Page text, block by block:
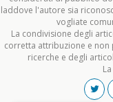
laddove l'autore sia
vogliate
La condivisione degli
corretta attribuzione e non
ricerche e degli